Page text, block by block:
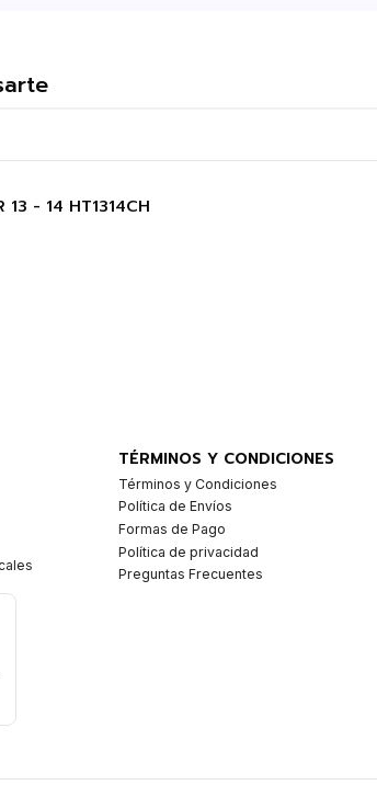
13 - 14 HT1314CH
TÉRMINOS Y CONDICIONES
Términos y Condiciones
Política de Envíos
Formas de Pago
Política de privacidad
Preguntas Frecuentes